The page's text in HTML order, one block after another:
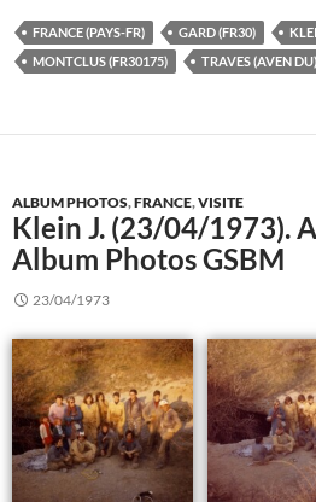
FRANCE (PAYS-FR) GARD (FR30)
MONTCLUS (FR30175)
TRAVES (AVEN DU)
ALBUM PHOTOS,FRANCE,VISITE
Klein J. (23/04/1973).
Album Photos GSBM
23/04/1973